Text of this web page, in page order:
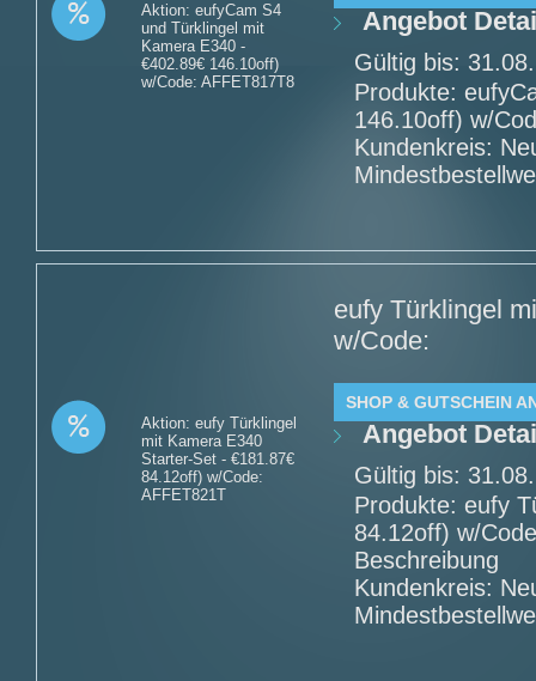
Aktion: eufyCam S4
und Türklingel mit
Kamera E340 -
€402.89€ 146.10off)
w/Code: AFFET817T8
Angebot
Gültig bis:
Produkte:
146.10off) w/
Kundenkreis:
Aktion: eufy Türklingel
mit Kamera E340
Starter-Set - €181.87€
84.12off) w/Code:
AFFET821T
eufy Türklingel
w/Code:
SHOP & GUTSCHEIN
Angebot
Gültig bis:
Produkte: eufy
84.12off) w/
Beschreibung
Kundenkreis: